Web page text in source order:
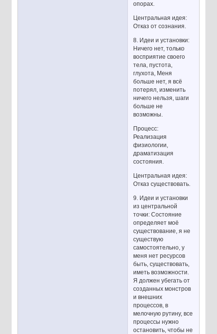
опорах.
Центральная идея:
Отказ от сознания.
8. Идеи и установки:
Ничего нет, только
восприятие своего
тела, пустота,
глухота, Меня
больше нет, я всё
потерял, изменить
ничего нельзя, шаги
больше не
возможны.
Процесс:
Реализация
физиологии,
драматизация
состояния.
Центральная идея:
Отказ существовать.
9. Идеи и установки
из центральной
точки: Состояние
определяет моё
существование, я не
существую
самостоятельно, у
меня нет ресурсов
быть, существовать,
иметь возможности.
Я должен убегать от
созданных монстров
и внешних
процессов, в
мелочную рутину, все
процессы нужно
остановить, чтобы не